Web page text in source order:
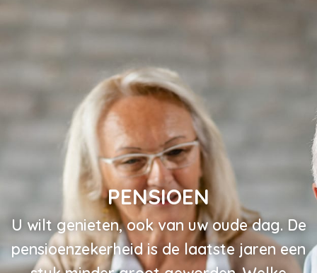
HYPOTHEEK
U wilt natuurlijk de beste hypotheek!
welke hypotheek past bij uw huidige